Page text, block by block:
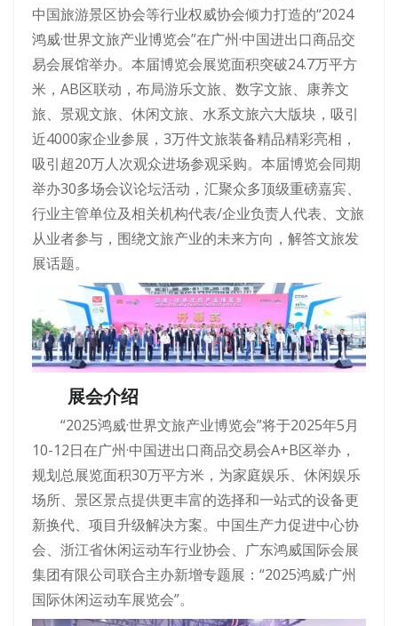
中国旅游景区协会等行业权威协会倾力打造的“2024
鸿威·世界文旅产业博览会”在广州·中国进出口商品交
易会展馆举办。本届博览会展览面积突破24.7万平方
米，AB区联动，布局游乐文旅、数字文旅、康养文
旅、景观文旅、休闲文旅、水系文旅六大版块，吸引
近4000家企业参展，3万件文旅装备精品精彩亮相，
吸引超20万人次观众进场参观采购。本届博览会同期
举办30多场会议论坛活动，汇聚众多顶级重磅嘉宾、
行业主管单位及相关机构代表/企业负责人代表、文旅
从业者参与，围绕文旅产业的未来方向，解答文旅发
展话题。
展会介绍
“2025鸿威·世界文旅产业博览会”将于2025年5月
10-12日在广州·中国进出口商品交易会A+B区举办，
规划总展览面积30万平方米，为家庭娱乐、休闲娱乐
场所、景区景点提供更丰富的选择和一站式的设备更
新换代、项目升级解决方案。中国生产力促进中心协
会、浙江省休闲运动车行业协会、广东鸿威国际会展
集团有限公司联合主办新增专题展：“2025鸿威·广州
国际休闲运动车展览会”。